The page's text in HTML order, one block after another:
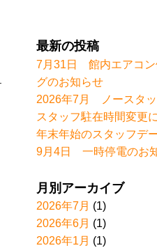
最新の投稿
7月31日 館内エアコン
グのお知らせ
2026年7月 ノースタ
スタッフ駐在時間変更
年末年始のスタッフデ
9月4日 一時停電のお
月別アーカイブ
2026年7月 (1)
2026年6月 (1)
2026年1月 (1)